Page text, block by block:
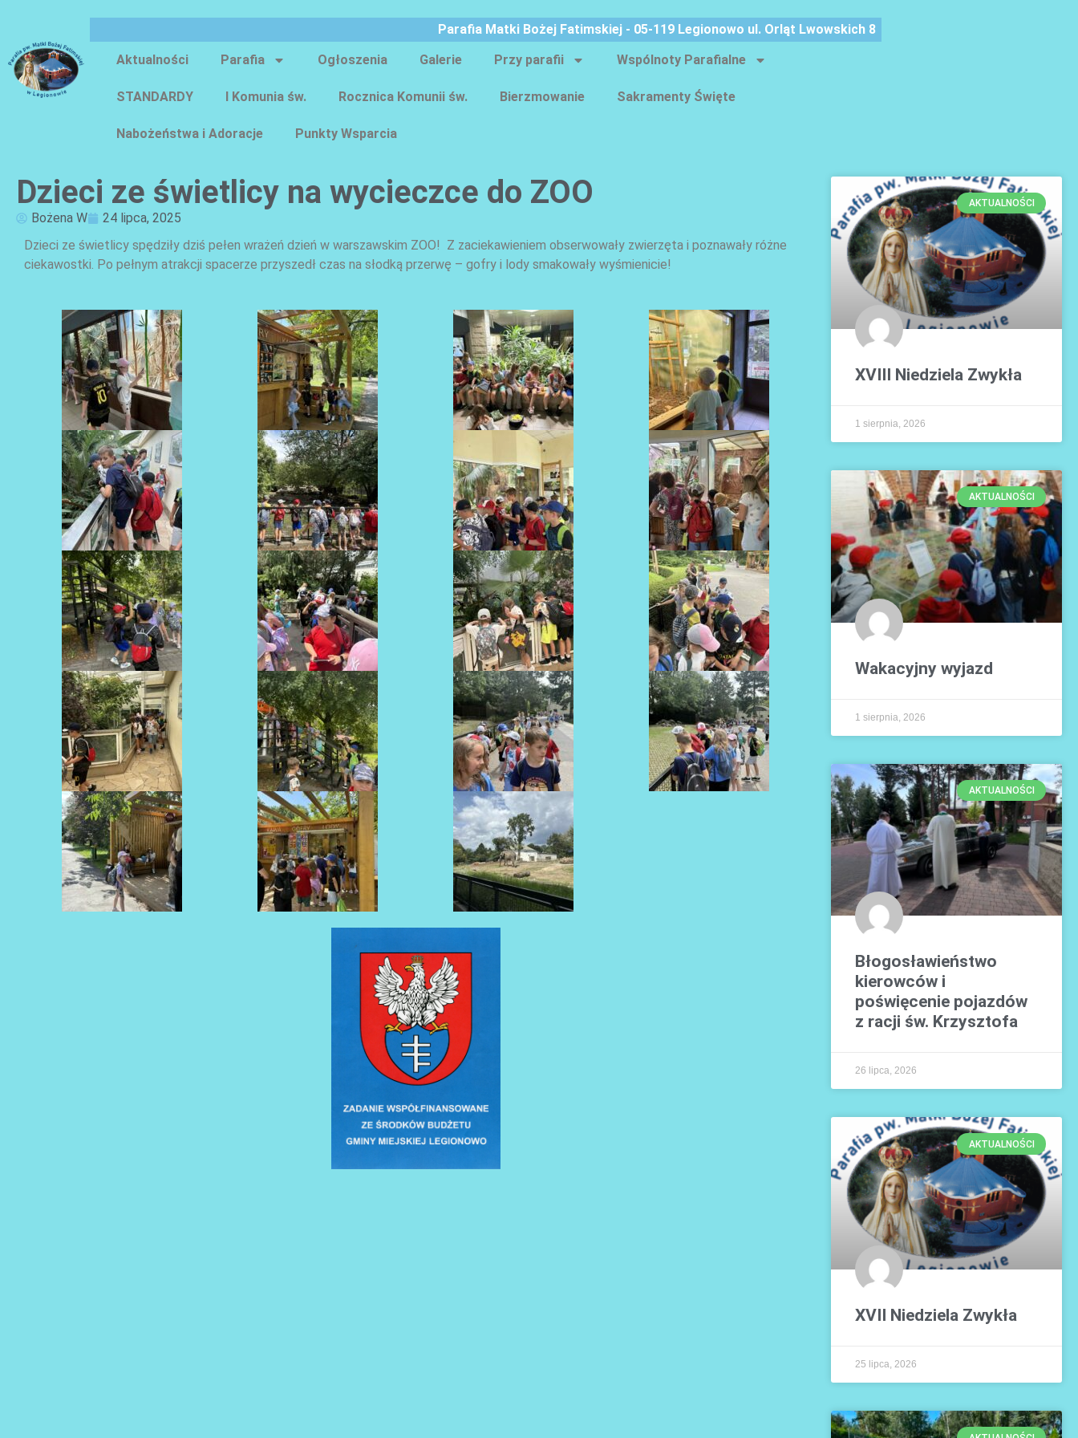
Parafia Matki Bożej Fatimskiej - 05-119 Legionowo ul. Orląt Lwowskich 8
Aktualności
Parafia Ogłoszenia Galerie Przy parafii Wspólnoty Parafialne
STANDARDY I Komunia św. Rocznica Komunii św. Bierzmowanie Sakramenty Święte
Nabożeństwa i Adoracje Punkty Wsparcia
Dzieci ze świetlicy na wycieczce do ZOO
Bożena W
24 lipca, 2025
Dzieci ze świetlicy spędziły dziś pełen wrażeń dzień w warszawskim ZOO! Z zaciekawieniem obserwowały zwierzęta i poznawały różne
ciekawostki. Po pełnym atrakcji spacerze przyszedł czas na słodką przerwę – gofry i lody smakowały wyśmienicie!
AKTUALNOŚCI
XVIII Niedziela Zwykła
1 sierpnia, 2026
AKTUALNOŚCI
Wakacyjny wyjazd
1 sierpnia, 2026
AKTUALNOŚCI
Błogosławieństwo
kierowców i
poświęcenie pojazdów
z racji św. Krzysztofa
26 lipca, 2026
AKTUALNOŚCI
XVII Niedziela Zwykła
25 lipca, 2026